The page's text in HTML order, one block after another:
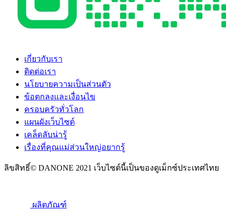
เกี่ยวกับเรา
ติดต่อเรา
นโยบายความเป็นส่วนตัว
ข้อตกลงและเงื่อนไข
ครอบครัวทั่วโลก
แผนผังเว็บไซต์
เคล็ดลับน่ารู้
เรื่องที่คุณแม่ส่วนใหญ่อยากรู้
ลิขสิทธิ์© DANONE 2021 เว็บไซต์นี้เป็นของดูเม็กซ์ประเทศไทย
ผลิตภัณฑ์